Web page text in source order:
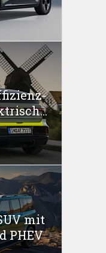
mit
PHEV